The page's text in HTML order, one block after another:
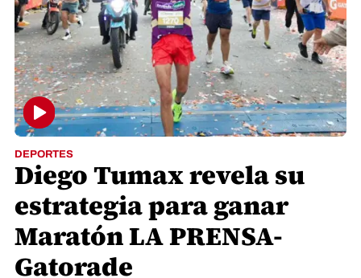
DEPORTES
Diego Tumax revela su
estrategia para ganar
Maratón LA PRENSA-
Gatorade